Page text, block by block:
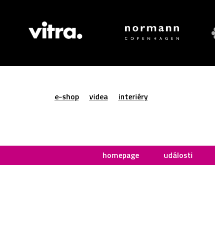
e-shop videa interiéry
homepage události